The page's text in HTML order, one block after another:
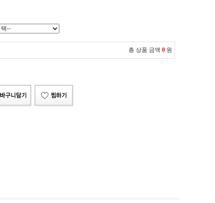
총 상품 금액 0 원